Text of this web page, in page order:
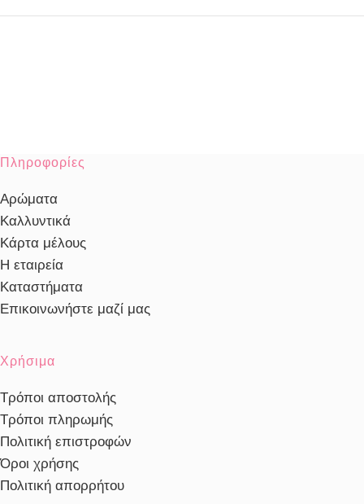
Πληροφορίες
Αρώματα
Καλλυντικά
Κάρτα μέλους
Η εταιρεία
Καταστήματα
Επικοινωνήστε μαζί μας
Χρήσιμα
Τρόποι αποστολής
Τρόποι πληρωμής
Πολιτική επιστροφών
Όροι χρήσης
Πολιτική απορρήτου